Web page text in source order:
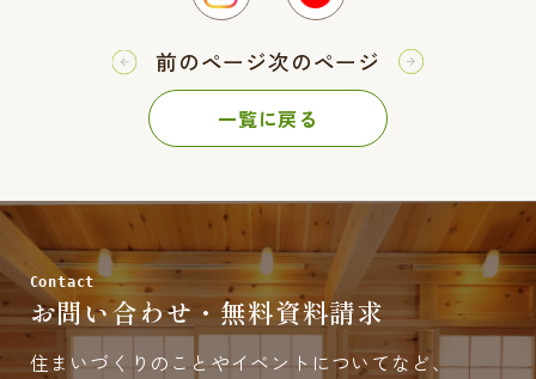
前のページ次のページ
一覧に戻る
Contact
お問い合わせ・無料資料請求
住まいづくりのことやイベントについてなど、